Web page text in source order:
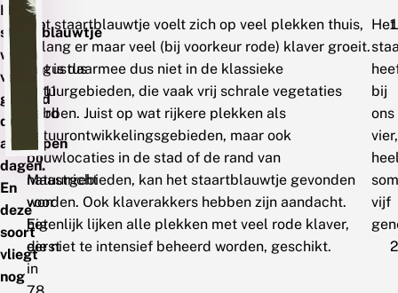
Het
staartblauwtje
wordt
veel
gemeld
de
afgelopen
dagen.
En
deze
soort
vliegt
nog
Op
15
augustus
2011
werd
er
bij
Maastricht
voor
het
eerst
in
Het staartblauwtje voelt zich op veel plekken thuis,
zolang er maar veel (bij voorkeur rode) klaver groeit.
Dat is daarmee dus niet in de klassieke
natuurgebieden, die vaak vrij schrale vegetaties
hebben. Juist op wat rijkere plekken als
natuurontwikkelingsgebieden, maar ook
bouwlocaties in de stad of de rand van
natuurgebieden, kan het staartblauwtje gevonden
worden. Ook klaverakkers hebben zijn aandacht.
Eigenlijk lijken alle plekken met veel rode klaver,
die niet te intensief beheerd worden, geschikt.
Het
bij
ons
vier,
vijf